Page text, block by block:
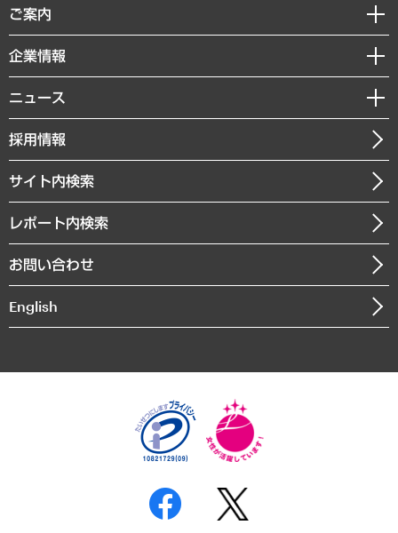
デジタルイノベーション
共生・ダイバーシティ
GRC（ガバナンス・リスク・コンプライアンス）・防災（政策）
経済・産業・雇用・労働
まちづくり・観光・交通・スポーツ・スマートシティ
自然資源・農林水産業・食料システム
経済調査
レポート
コラム
経営用語集
受託・受注実績（官公庁関連）
メディア掲載・出演
ご案内
セミナー・イベント情報
MUFGビジネスセミナー
受託案件情報
企業情報
私たちの想い
社長メッセージ
会社概要
沿革
組織図・本部部室紹介
インドネシア現地法人
個人情報保護方針
反社会的勢力に対する基本方針
ニュース
ニュースリリース
お知らせ
採用情報
サイト内検索
レポート内検索
お問い合わせ
English